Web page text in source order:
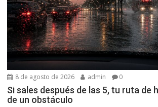
8 de agosto de 2026 admin 0
Si sales después de las 5, tu ruta de
de un obstáculo